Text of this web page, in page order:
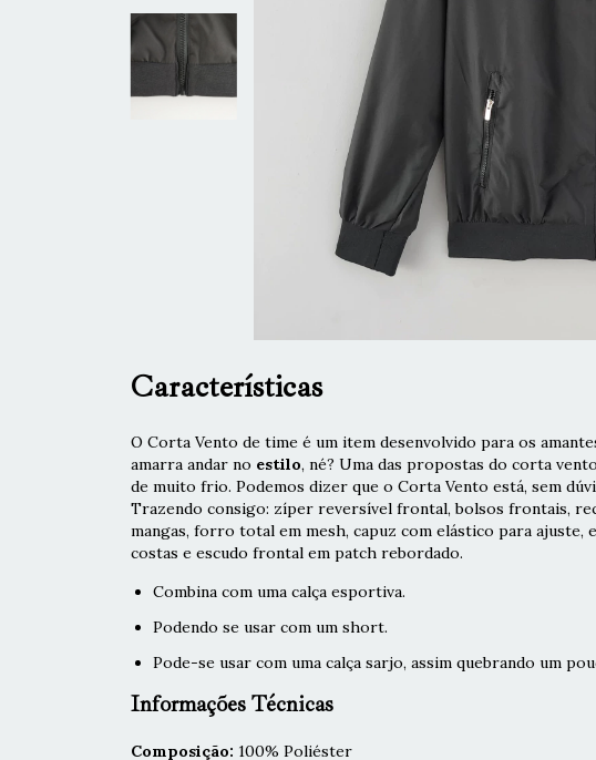
Características
O Corta Vento de time é um item desenvolvido para os
amarra andar no estilo, né? Uma das propostas do corta
de muito frio. Podemos dizer que o Corta Vento está, sem
Trazendo consigo: zíper reversível frontal, bolsos frontais,
mangas, forro total em mesh, capuz com elástico para ajuste,
costas e escudo frontal em patch rebordado.
Combina com uma calça esportiva.
Podendo se usar com um short.
Pode-se usar com uma calça sarjo, assim quebrando um
Informações Técnicas
Composição: 100% Poliéster